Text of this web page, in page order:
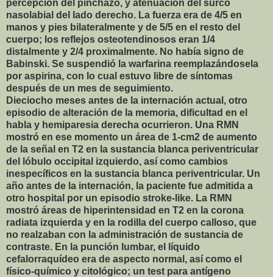
percepción del pinchazo, y atenuación del surco
nasolabial del lado derecho. La fuerza era de 4/5 en
manos y pies bilateralmente y de 5/5 en el resto del
cuerpo; los reflejos osteotendinosos eran 1/4
distalmente y 2/4 proximalmente. No había signo de
Babinski. Se suspendió la warfarina reemplazándosela
por aspirina, con lo cual estuvo libre de síntomas
después de un mes de seguimiento.
Dieciocho meses antes de la internación actual, otro
episodio de alteración de la memoria, dificultad en el
habla y hemiparesia derecha ocurrieron. Una RMN
mostró en ese momento un área de 1-cm2 de aumento
de la señal en T2 en la sustancia blanca periventricular
del lóbulo occipital izquierdo, así como cambios
inespecíficos en la sustancia blanca periventricular. Un
año antes de la internación, la paciente fue admitida a
otro hospital por un episodio stroke-like. La RMN
mostró áreas de hiperintensidad en T2 en la corona
radiata izquierda y en la rodilla del cuerpo calloso, que
no realzaban con la administración de sustancia de
contraste. En la punción lumbar, el líquido
cefalorraquídeo era de aspecto normal, así como el
físico-químico y citológico; un test para antígeno